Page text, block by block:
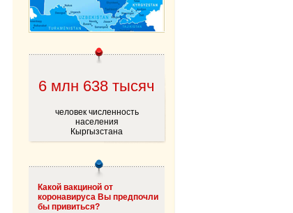
6 млн 638 тысяч
человек численность
населения
Кыргызстана
Какой вакциной от
коронавируса Вы предпочли
бы привиться?